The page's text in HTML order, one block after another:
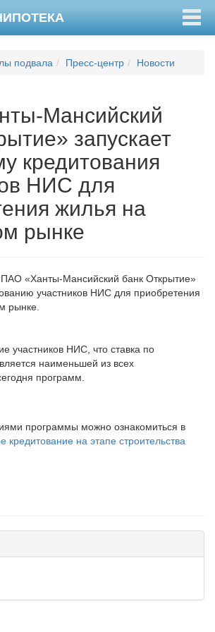
подвала Пресс-центр Новости
Мансийский
запускает
кредитования
НИС для
жилья на
рынке
ПАО «Ханты-Мансийский банк Открытие»
участников НИС для приобретения
рынке.
участников НИС, что ставка по
наименьшей из всех
программ.
программы можно ознакомиться в
кредитование на этапе строительства